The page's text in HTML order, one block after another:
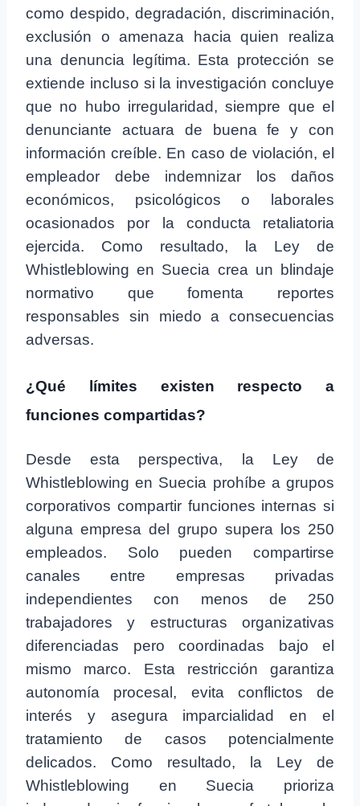
como despido, degradación, discriminación,
exclusión o amenaza hacia quien realiza
una denuncia legítima. Esta protección se
extiende incluso si la investigación concluye
que no hubo irregularidad, siempre que el
denunciante actuara de buena fe y con
información creíble. En caso de violación, el
empleador debe indemnizar los daños
económicos, psicológicos o laborales
ocasionados por la conducta retaliatoria
ejercida. Como resultado, la Ley de
Whistleblowing en Suecia crea un blindaje
normativo que fomenta reportes
responsables sin miedo a consecuencias
adversas.
¿Qué límites existen respecto a
funciones compartidas?
Desde esta perspectiva, la Ley de
Whistleblowing en Suecia prohíbe a grupos
corporativos compartir funciones internas si
alguna empresa del grupo supera los 250
empleados. Solo pueden compartirse
canales entre empresas privadas
independientes con menos de 250
trabajadores y estructuras organizativas
diferenciadas pero coordinadas bajo el
mismo marco. Esta restricción garantiza
autonomía procesal, evita conflictos de
interés y asegura imparcialidad en el
tratamiento de casos potencialmente
delicados. Como resultado, la Ley de
Whistleblowing en Suecia prioriza